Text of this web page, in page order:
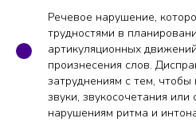
Речевое нарушение,
трудностями в
артикуляционных
произнесения слов.
затруднениям с тем,
звуки, звукосочетания
нарушениям ритма и